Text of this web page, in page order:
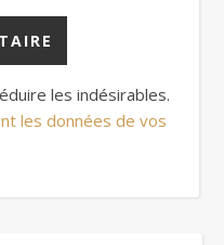
les indésirables.
les données de vos